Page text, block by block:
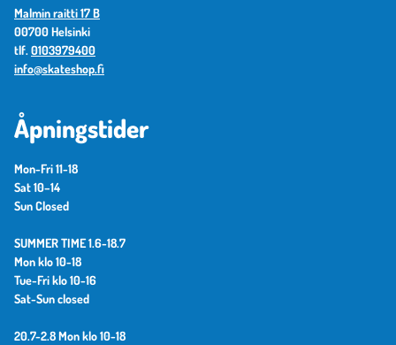
Malmin raitti 17 B
00700 Helsinki
tlf. 0103979400
info@skateshop.fi
Åpningstider
Mon-Fri 11-18
Sat 10–14
Sun Closed
SUMMER TIME 1.6-18.7
Mon klo 10-18
Tue-Fri klo 10-16
Sat-Sun closed
20.7-2.8 Mon klo 10-18